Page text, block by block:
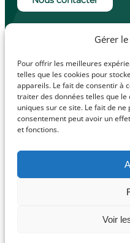
Gérer
Pour offrir les meilleures
telles que les cookies pour
appareils. Le fait de consentir à
traiter des données telles que
uniques sur ce site. Le fait de
consentement peut avoir un
et fonctions.
Voir
Lundi, mardi, jeudi
Mercredi de 10h à
facebook
Mentions
Politique de